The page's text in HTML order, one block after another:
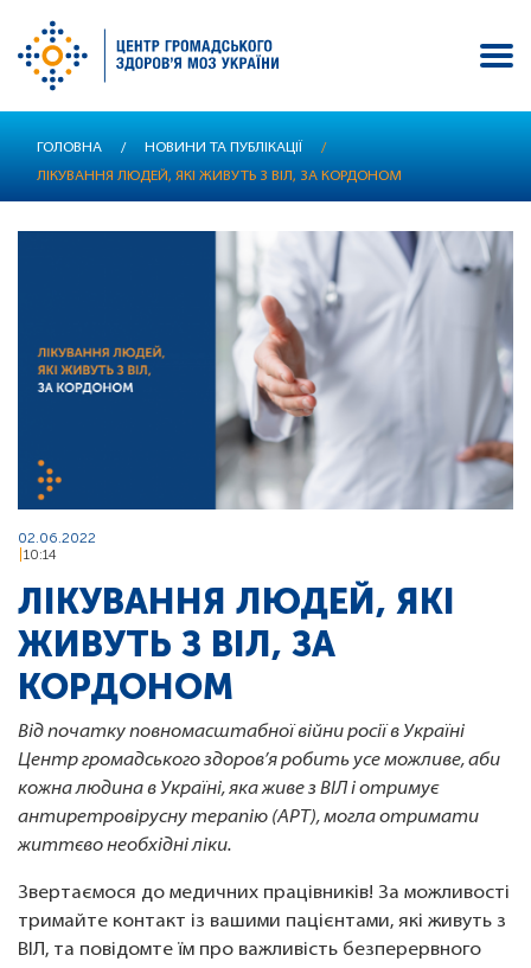
основного
ГОЛОВНА / НОВИНИ ТА ПУБЛІКАЦІЇ
/
ЛІКУВАННЯ ЛЮДЕЙ, ЯКІ ЖИВУТЬ З ВІЛ, ЗА КОРДОНОМ
02.06.2022
10:14
ЛІКУВАННЯ ЛЮДЕЙ, ЯКІ
ЖИВУТЬ З ВІЛ, ЗА
КОРДОНОМ
Від початку повномасштабної війни росії в Україні
Центр громадського здоров’я робить усе можливе, аби
кожна людина в Україні, яка живе з ВІЛ і отримує
антиретровірусну терапію (АРТ), могла отримати
життєво необхідні ліки.
Звертаємося до медичних працівників! За можливості
тримайте контакт із вашими пацієнтами, які живуть з
ВІЛ, та повідомте їм про важливість безперервного